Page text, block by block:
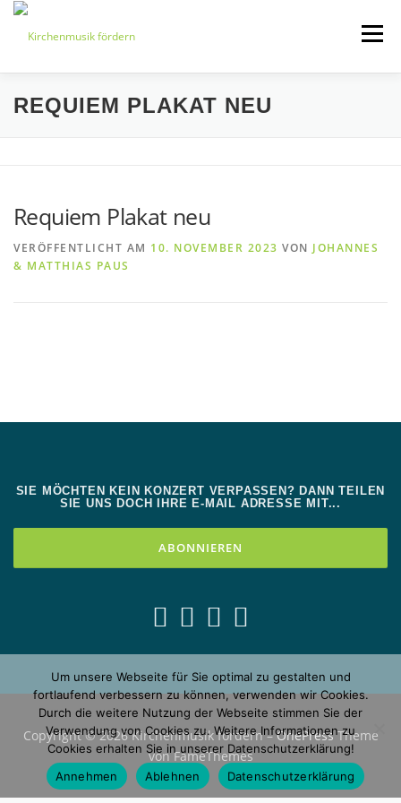
Zum
springen
Menü
START ÜBER UNS
BEITRETEN IMPRESSUM
REQUIEM PLAKAT NEU
Requiem Plakat neu
VERÖFFENTLICHT AM 10. NOVEMBER 2023 VON JOHANNES
& MATTHIAS PAUS
SIE MÖCHTEN KEIN KONZERT VERPASSEN? DANN TEILEN
SIE UNS DOCH IHRE E-MAIL ADRESSE MIT...
Copyright © 2026 Kirchenmusik fördern–OnePressTheme
von FameThemes
Um unsere Webseite für Sie optimal zu gestalten und
fortlaufend verbessern zu können, verwenden wir Cookies.
Durch die weitere Nutzung der Webseite stimmen Sie der
Verwendung von Cookies zu. Weitere Informationen zu
Cookies erhalten Sie in unserer Datenschutzerklärung!
Annehmen
Ablehnen Datenschutzerklärung